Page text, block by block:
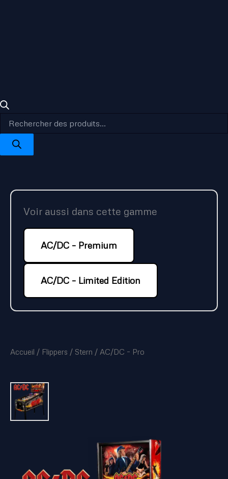
Voir aussi dans cette gamme
AC/DC – Premium
AC/DC – Limited Edition
Accueil / Flippers / Stern / AC/DC – Pro